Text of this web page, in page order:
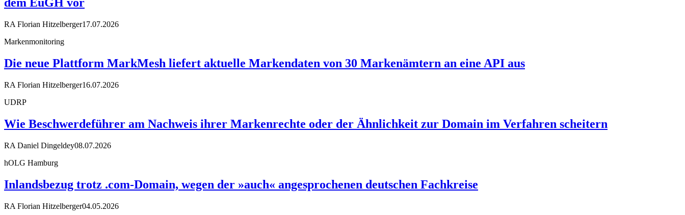
RA Florian Hitzelberger17.07.2026
Markenmonitoring
Die neue Plattform MarkMesh liefert aktuelle Markendaten von 30 Markenämtern an eine API aus
RA Florian Hitzelberger16.07.2026
UDRP
Wie Beschwerdeführer am Nachweis ihrer Markenrechte oder der Ähnlichkeit zur Domain im Verfahren scheitern
RA Daniel Dingeldey08.07.2026
hOLG Hamburg
Inlandsbezug trotz .com-Domain, wegen der »auch« angesprochenen deutschen Fachkreise
RA Florian Hitzelberger04.05.2026